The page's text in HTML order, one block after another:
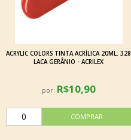
ACRYLIC COLORS TINTA ACRÍLICA 20ML. 328
LACA GERÂNIO - ACRILEX
por: R$10,90